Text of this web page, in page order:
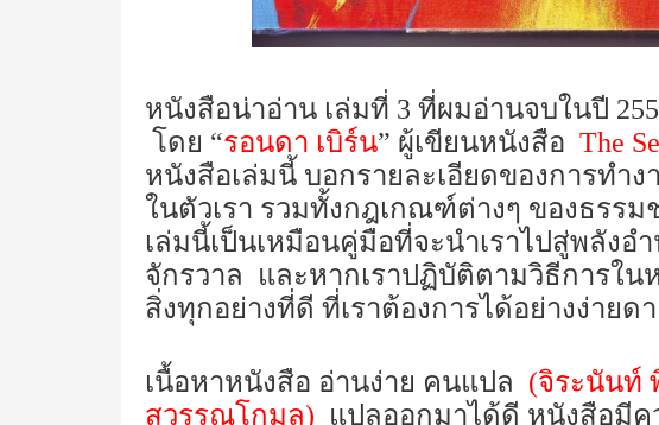
หนังสือน่าอ่าน เล่มที่ 3 ที่ผมอ่านจบในปี
โดย “รอนดา เบิร์น” ผู้เขียนหนังสือ The
หนังสือเล่มนี้ บอกรายละเอียดของการทำง
ในตัวเรา รวมทั้งกฎเกณฑ์ต่างๆ ของธรร
เล่มนี้เป็นเหมือนคู่มือที่จะนำเราไปสู่พลัง
จักรวาล และหากเราปฏิบัติตามวิธีการใน
สิ่งทุกอย่างที่ดี ที่เราต้องการได้อย่างง่ายด
เนื้อหาหนังสือ อ่านง่าย คนแปล (จิระนันท์
สุวรรณโกมล) แปลออกมาได้ดี หนังสือมี